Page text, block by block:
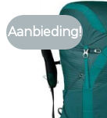
Aanbieding!